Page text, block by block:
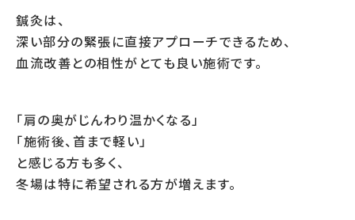
鍼灸は、
深い部分の緊張に直接アプローチできるため、
血流改善との相性がとても良い施術です。
「肩の奥がじんわり温かくなる」
「施術後、首まで軽い」
と感じる方も多く、
冬場は特に希望される方が増えます。